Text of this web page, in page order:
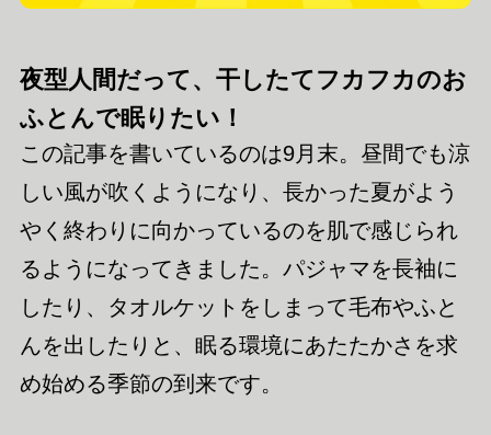
夜型人間だって、干したてフカフカのお
ふとんで眠りたい！
この記事を書いているのは9月末。昼間でも涼
しい風が吹くようになり、長かった夏がよう
やく終わりに向かっているのを肌で感じられ
るようになってきました。パジャマを長袖に
したり、タオルケットをしまって毛布やふと
んを出したりと、眠る環境にあたたかさを求
め始める季節の到来です。